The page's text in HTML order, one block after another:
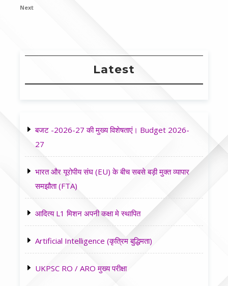
Next
Next
Latest
बजट -2026-27 की मुख्य विशेषताएं। Budget 2026-
27
भारत और यूरोपीय संघ (EU) के बीच सबसे बड़ी मुक्त व्यापार
समझौता (FTA)
आदित्य L1 मिशन अपनी कक्षा मे स्थापित
Artificial Intelligence (कृत्रिम बुद्धिमता)
UKPSC RO / ARO मुख्य परीक्षा